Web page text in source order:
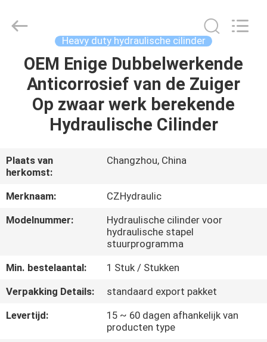
THUIS
PRODUCTEN
OVER
ONS
FABRIEKSTOCHT
KWALITEITSCONTROLE
NEEM
EQUIPMENT
CO.,LTD.
Heavy duty hydraulische cilinder
OEM Enige Dubbelwerkende
Anticorrosief van de Zuiger
Op zwaar werk berekende
Hydraulische Cilinder
Plaats van
herkomst:
Changzhou, China
Merknaam:
CZHydraulic
Modelnummer:
Hydraulische cilinder voor
hydraulische stapel
stuurprogramma
Min. bestelaantal:
1 Stuk / Stukken
Verpakking Details:
standaard export pakket
Levertijd:
15 ~ 60 dagen afhankelijk van
producten type